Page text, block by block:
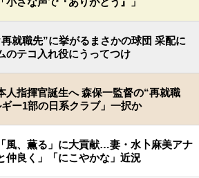
就職先”に挙がるまさかの球団 采配に
のテコ入れ役にうってつけ
人指揮官誕生へ 森保一監督の“再就職
ー1部の日系クラブ」一択か
風、薫る」に大貢献…妻・水卜麻美アナ
仲良く」「にこやかな」近況